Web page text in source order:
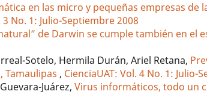
en las micro y pequeñas empresas de
3 No. 1: Julio-Septiembre 2008
de Darwin se cumple también en el
Sotelo, Hermila Durán, Ariel Retana,
Tamaulipas, CienciaUAT: Vol. 4 No. 1: Julio-
Juárez,Virus informáticos, todo un